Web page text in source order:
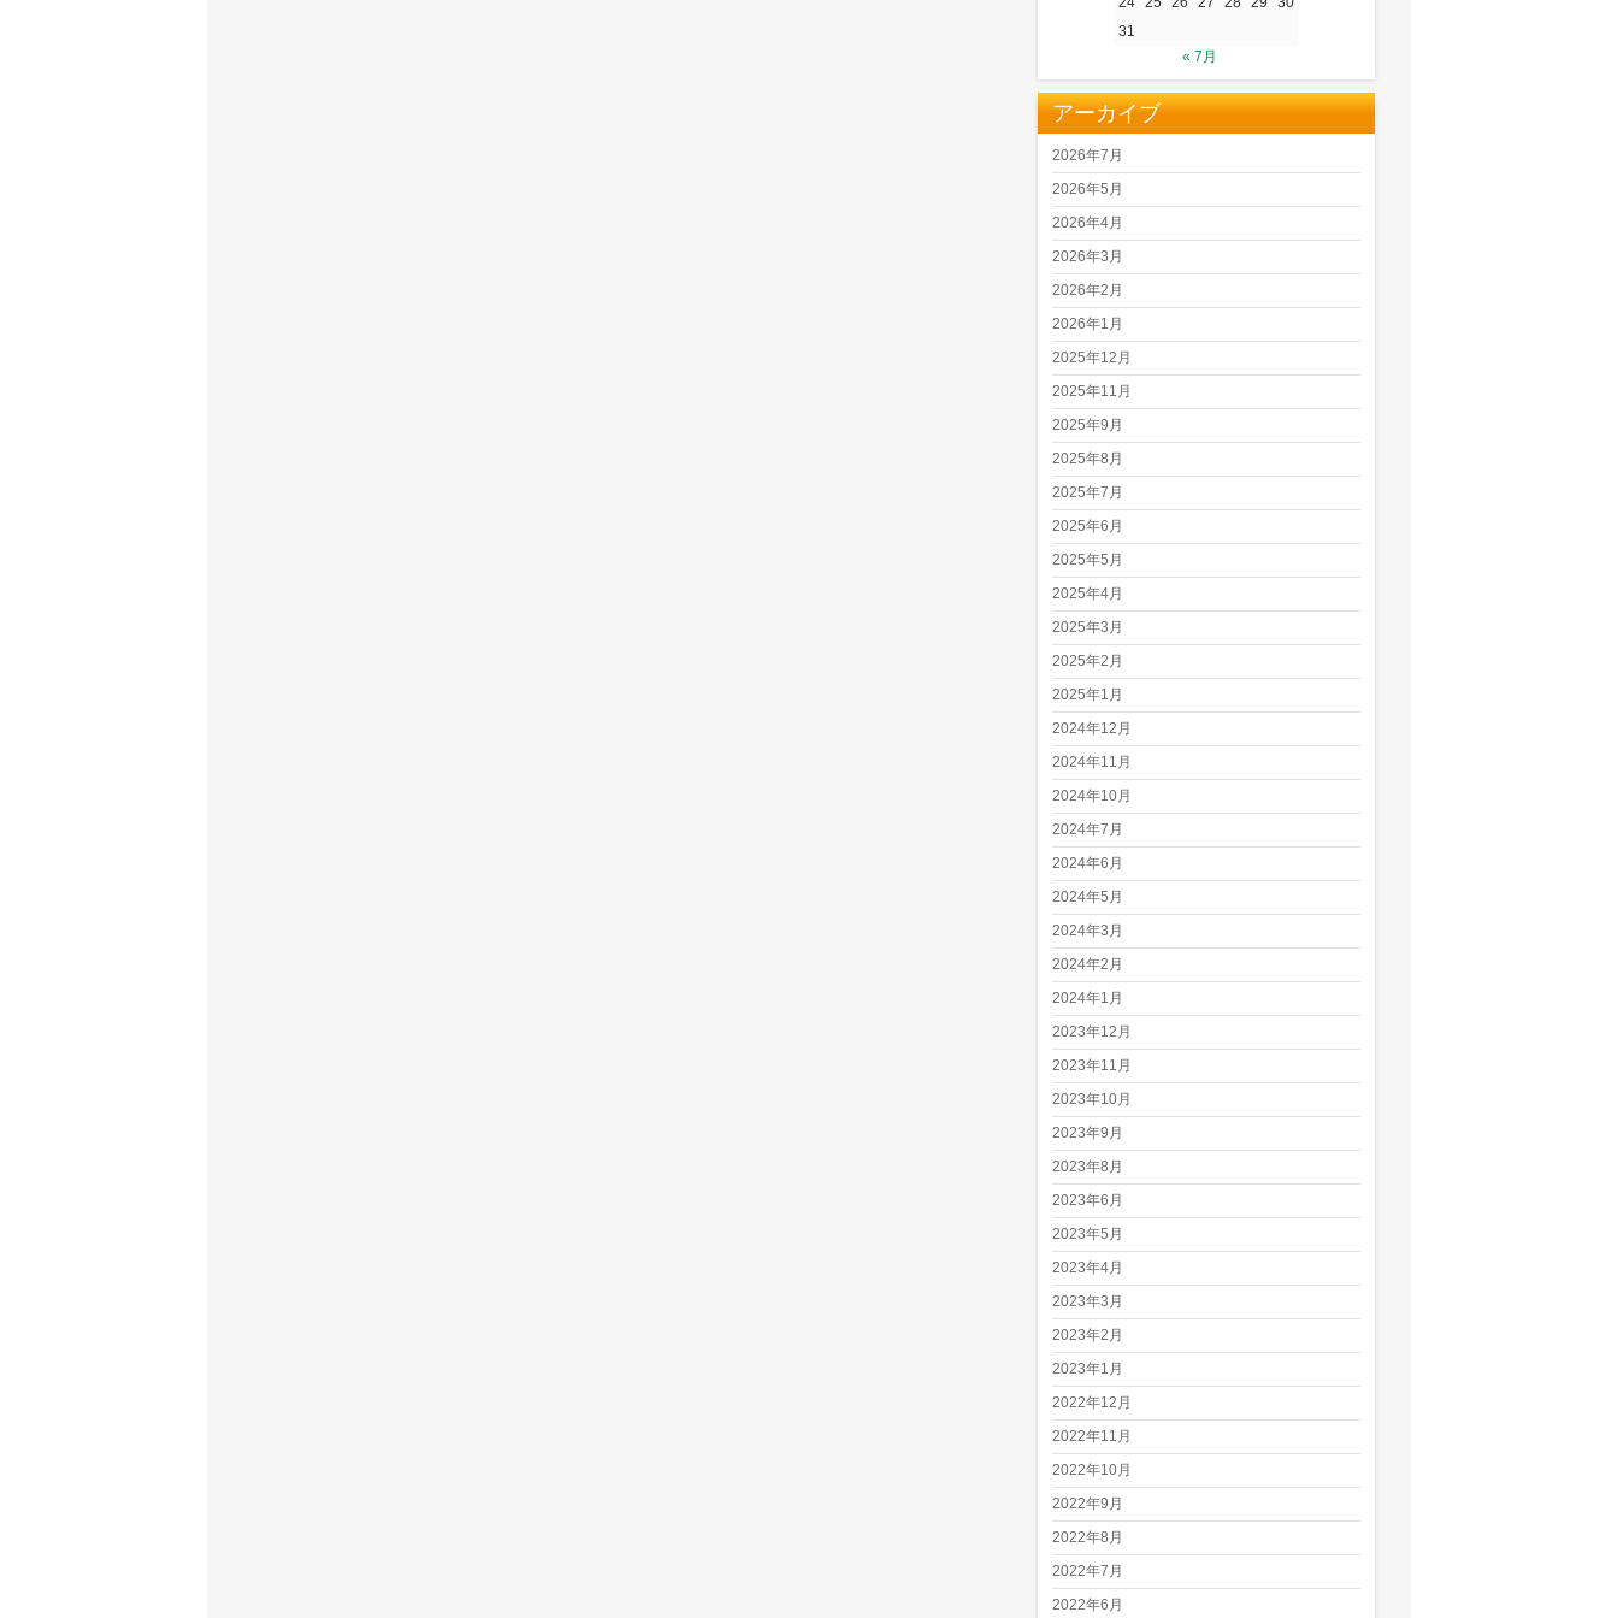
31
« 7月
アーカイブ
2026年7月
2026年5月
2026年4月
2026年3月
2026年2月
2026年1月
2025年12月
2025年11月
2025年9月
2025年8月
2025年7月
2025年6月
2025年5月
2025年4月
2025年3月
2025年2月
2025年1月
2024年12月
2024年11月
2024年10月
2024年7月
2024年6月
2024年5月
2024年3月
2024年2月
2024年1月
2023年12月
2023年11月
2023年10月
2023年9月
2023年8月
2023年6月
2023年5月
2023年4月
2023年3月
2023年2月
2023年1月
2022年12月
2022年11月
2022年10月
2022年9月
2022年8月
2022年7月
2022年6月